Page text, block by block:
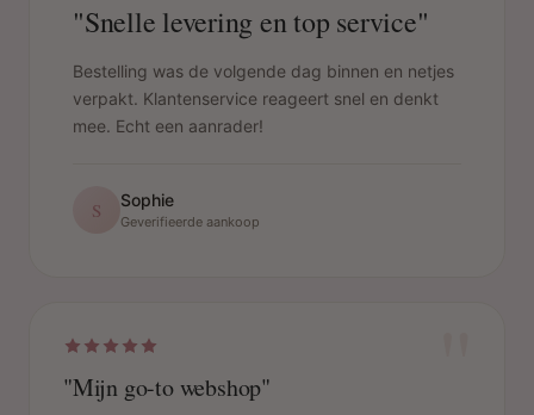
"Snelle levering en top service"
Bestelling was de volgende dag binnen en netjes
verpakt. Klantenservice reageert snel en denkt
mee. Echt een aanrader!
S Sophie
Geverifieerde aankoop
"Mijn go-to webshop"